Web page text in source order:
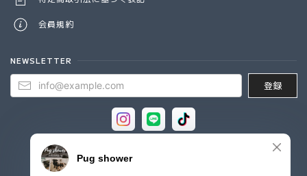
会員規約
NEWSLETTER
登録
© Pug shower - パグシャワー パグ雑貨専門店